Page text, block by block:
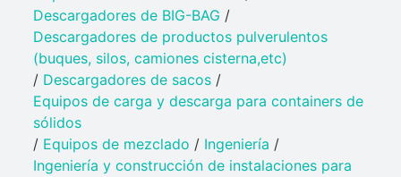
Descargadores de BIG-BAG /
Descargadores de productos pulverulentos
(buques, silos, camiones cisterna,etc)
/ Descargadores de sacos/
Equipos de carga y descarga para containers de
sólidos
/ Equipos de mezclado / Ingeniería /
Ingeniería y construcción de instalaciones para